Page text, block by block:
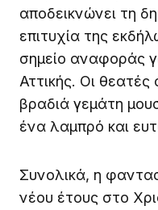
αποδεικνώνει τη
επιτυχία της
σημείο αναφοράς
Αττικής. Οι
βραδιά γεμάτη
ένα λαμπρό και
Συνολικά, η
νέου έτους στο